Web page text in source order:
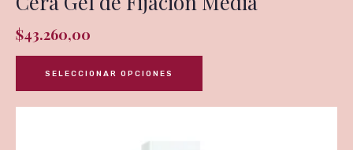
$43.260,00
SELECCIONAR OPCIONES